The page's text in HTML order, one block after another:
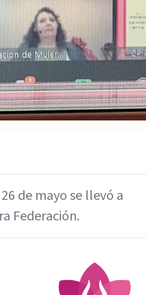
de mayo se llevó a
Federación.